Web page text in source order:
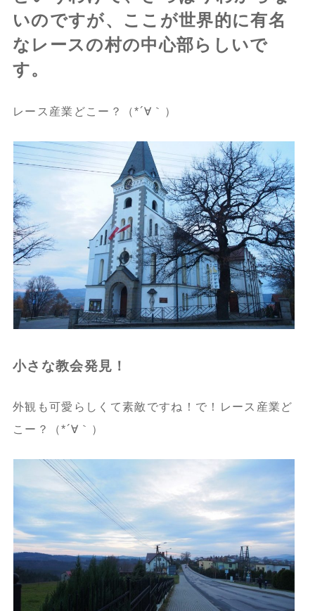
いのですが、ここが世界的に有名
なレースの村の中心部らしいで
す。
レース産業どこー？（*´∀｀）
小さな教会発見！
外観も可愛らしくて素敵ですね！で！レース産業ど
こー？（*´∀｀）